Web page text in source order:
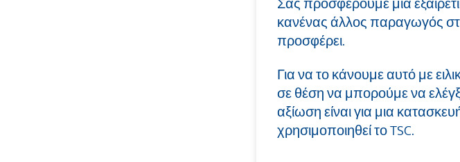
κανένας άλλος παραγωγός
προσφέρει.
Για να το κάνουμε αυτό με
σε θέση να μπορούμε να
αξίωση είναι για μια
χρησιμοποιηθεί το TSC.